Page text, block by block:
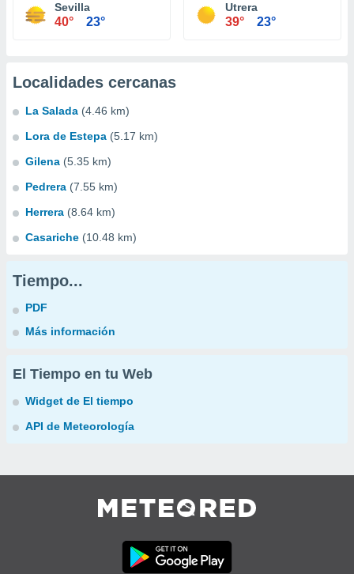
Sevilla
40° 23°
Utrera
39° 23°
Localidades cercanas
La Salada (4.46 km)
Lora de Estepa (5.17 km)
Gilena (5.35 km)
Pedrera (7.55 km)
Herrera (8.64 km)
Casariche (10.48 km)
Tiempo...
PDF
Más información
El Tiempo en tu Web
Widget de El tiempo
API de Meteorología